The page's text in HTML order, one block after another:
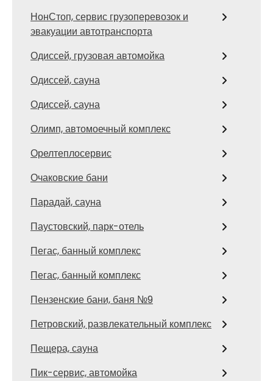
НонСтоп, сервис грузоперевозок и
эвакуации автотранспорта
Одиссей, грузовая автомойка
Одиссей, сауна
Одиссей, сауна
Олимп, автомоечный комплекс
Орелтеплосервис
Очаковские бани
Парадай, сауна
Паустовский, парк-отель
Пегас, банный комплекс
Пегас, банный комплекс
Пензенские бани, баня №9
Петровский, развлекательный комплекс
Пещера, сауна
Пик-сервис, автомойка